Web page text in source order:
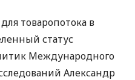
товаропотока в
статус
Международного
Александр